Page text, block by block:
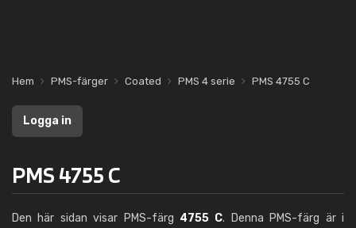
Hem PMS-färger Coated PMS 4 serie PMS 4755 C
Logga in
PMS 4755 C
Den här sidan visar PMS-färg 4755 C. Denna PMS-färg är i